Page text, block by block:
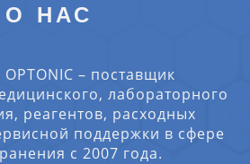
О НАС
– поставщик
лабораторного
реагентов, расходных
поддержки в сфере
с 2007 года.